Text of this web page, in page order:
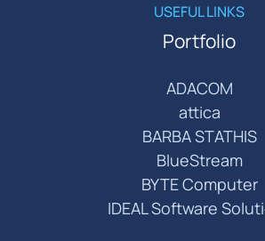
USEFUL LINKS
Portfolio
ADACOM
attica
BARBA STATHIS
BlueStream
BYTE Computer
IDEAL Software